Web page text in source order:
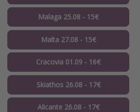
Malaga 25.08 - 15€
Malta 27.08 - 15€
Cracovia 01.09 - 16€
Skiathos 26.08 - 17€
Alicante 26.08 - 17€